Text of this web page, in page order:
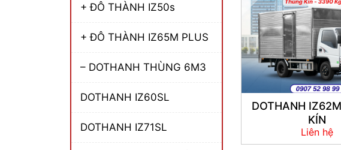
+ ĐÔ THÀNH IZ50s
+ ĐÔ THÀNH IZ65M PLUS
– DOTHANH THÙNG 6M3
DOTHANH IZ60SL
DOTHANH IZ71SL
DOTHANH
KÍN
Liên hệ